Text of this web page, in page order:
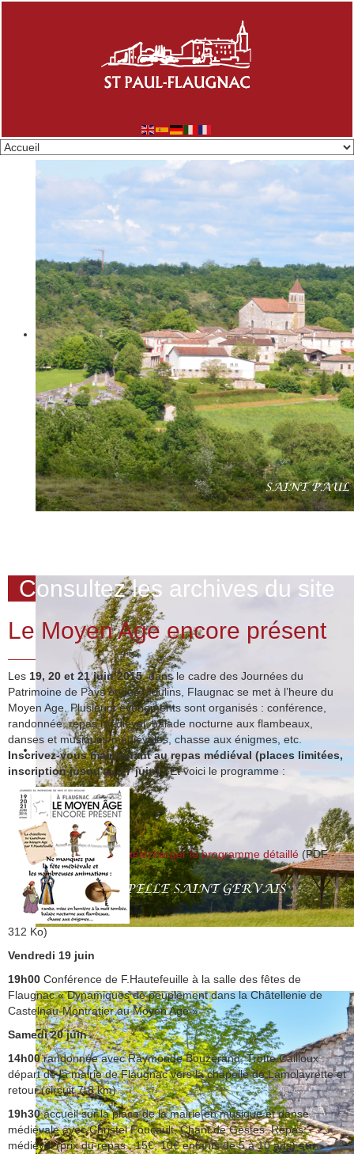
Consultez les archives du site
Le Moyen Age encore présent
Les 19, 20 et 21 juin 2015, dans le cadre des Journées du
Patrimoine de Pays et des Moulins, Flaugnac se met à l’heure du
Moyen Age. Plusieurs évènements sont organisés : conférence,
randonnée, repas médiéval, balade nocturne aux flambeaux,
danses et musiques médiévales, chasse aux énigmes, etc.
Inscrivez-vous maintenant au repas médiéval (places limitées,
inscription jusqu'au 17 juin) !Et voici le programme :
télécharger le programme détaillé (PDF -
312 Ko)
Vendredi 19 juin
19h00 Conférence de F.Hautefeuille à la salle des fêtes de
Flaugnac « Dynamiques de peuplement dans la Châtellenie de
Castelnau-Montratier au Moyen Age »
Samedi 20 juin
14h00randonnée avec Raymonde Bouzerand, Trotte Cailloux :
départ de la mairie de Flaugnac vers la chapelle de Lamolayrette et
retour (circuit 7-8 km)
19h30accueil sur la place de la mairie en musique et danse
médiévale avec Christel Foucault, Chant de Gestes. Repas
médiéval (prix du repas : 15€, 10€ enfants de 5 à 10 ans)sur